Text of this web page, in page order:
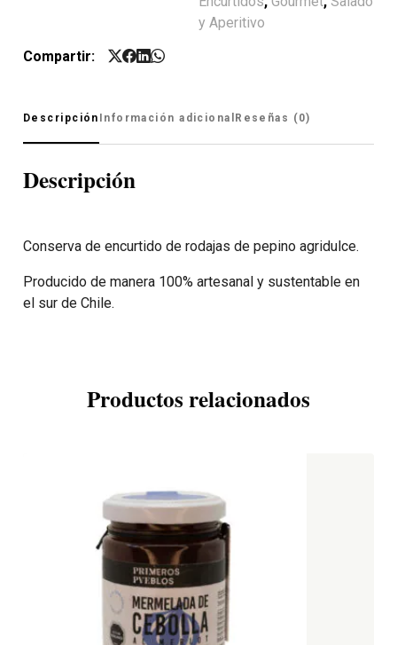
y Aperitivo
Compartir:
Descripción Información adicional Reseñas (0)
Descripción
Conserva de encurtido de rodajas de pepino agridulce.
Producido de manera 100% artesanal y sustentable en
el sur de Chile.
Productos relacionados